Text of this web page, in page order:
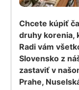
Chcete kúpiť
druhy korenia,
Radi vám
Slovensko z
zastaviť v
Prahe,